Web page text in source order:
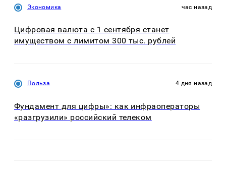
Экономика час назад
Цифровая валюта с 1 сентября станет
имуществом с лимитом 300 тыс. рублей
Польза 4 дня назад
Фундамент для цифры»: как инфраоператоры
«разгрузили» российский телеком